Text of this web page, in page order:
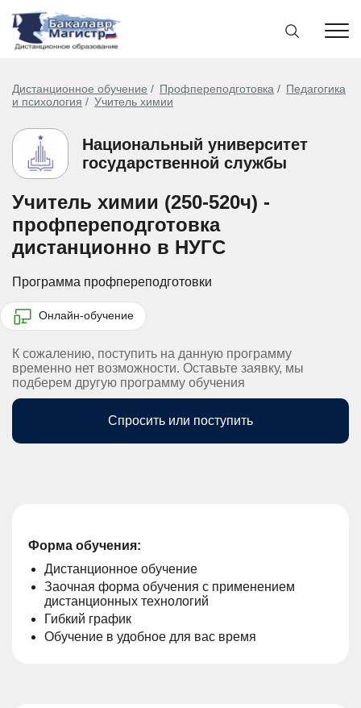
Дистанционное обучение Профпереподготовка
Педагогика
и психология
Учитель химии
Национальный университет
государственной службы
Учитель химии (250-520ч) -
профпереподготовка
дистанционно в НУГС
Программа профпереподготовки
Онлайн-обучение
К сожалению, поступить на данную программу
временно нет возможности. Оставьте заявку, мы
подберем другую программу обучения
Спросить или поступить
Форма обучения:
Дистанционное обучение
Заочная форма обучения с применением
дистанционных технологий
Гибкий график
Обучение в удобное для вас время